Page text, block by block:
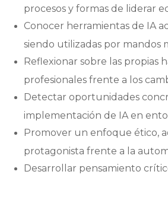
procesos y formas de liderar
Conocer herramientas de IA
siendo utilizadas por mandos
Reflexionar sobre las propias
profesionales frente a los
Detectar oportunidades
implementación de IA en
Promover un enfoque ético,
protagonista frente a la
Desarrollar pensamiento